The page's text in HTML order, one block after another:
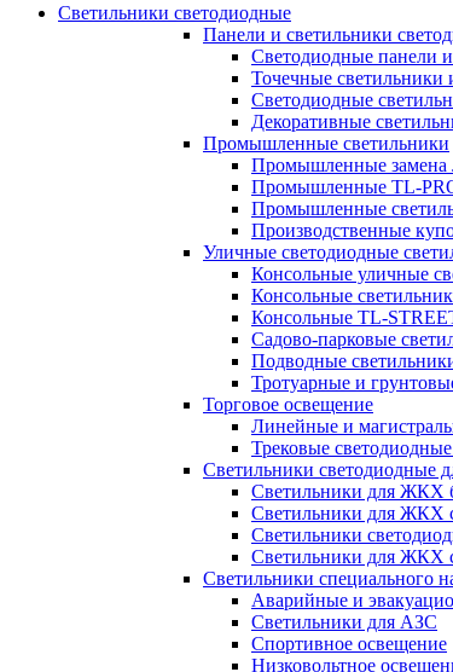
Светильники светодиодные
Панели и светильники
Светодиодные панели
Точечные светильники
Светодиодные
Декоративные
Промышленные светильники
Промышленные
Промышленные TL-
Промышленные
Производственные
Уличные светодиодные
Консольные уличные
Консольные
Консольные TL-
Садово-парковые
Подводные
Тротуарные и
Торговое освещение
Линейные и
Трековые
Светильники светодиодные
Светильники для ЖКХ
Светильники для ЖКХ
Светильники
Светильники для ЖКХ
Светильники специального
Аварийные и
Светильники для АЗС
Спортивное освещение
Низковольтное